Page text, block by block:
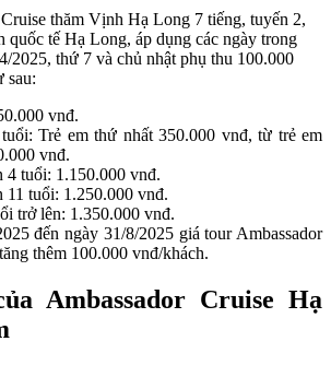
thăm Vịnh Hạ Long 7 tiếng, tuyến 2,
quốc tế Hạ Long, áp dụng các ngày trong
2025, thứ 7 và chủ nhật phụ thu 100.000
sau:
vnđ.
Trẻ em thứ nhất 350.000 vnđ, từ trẻ em
vnđ.
4 tuổi: 1.150.000 vnđ.
11 tuổi: 1.250.000 vnđ.
trở lên: 1.350.000 vnđ.
đến ngày 31/8/2025 giá tour Ambassador
thêm 100.000 vnđ/khách.
Ambassador Cruise Hạ